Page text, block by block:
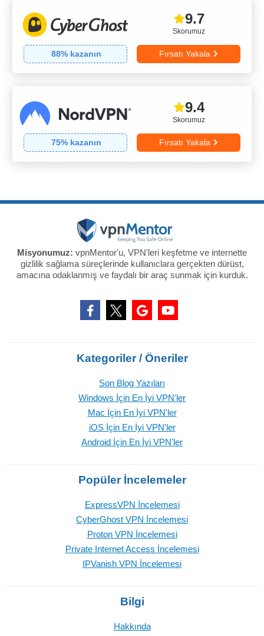
Skorumuz
9.7
88% kazanın Fırsatı Yakala
Skorumuz
9.4
75% kazanın Fırsatı Yakala
Misyonumuz: vpnMentor'u, VPN'leri keşfetme ve internette
gizlilik sağlama süreçlerinde kullanıclara gerçekten dürüst,
amacına odaklanmış ve faydalı bir araç sunmak için kurduk.
Kategoriler / Öneriler
Son Blog Yazıları
Windows İçin En İyi VPN'ler
Mac İçin En İyi VPN'ler
iOS İçin En İyi VPN'ler
Android İçin En İyi VPN'ler
Popüler İncelemeler
ExpressVPN İncelemesi
CyberGhost VPN İncelemesi
Proton VPN İncelemesi
Private Internet Access İncelemesi
IPVanish VPN İncelemesi
Bilgi
Hakkında